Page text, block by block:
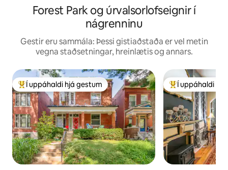
Forest Park og úrvalsorlofseignir í
nágrenninu
Gestir eru sammála: Þessi gistiaðstaða er vel metin
vegna staðsetningar, hreinlætis og annars.
Í mestu uppáhaldi hjá gestum
Í uppáhaldi hjá gestum Í mestu
Í uppáhaldi